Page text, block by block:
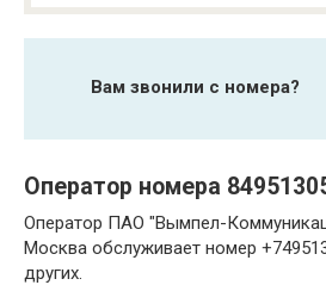
Вам звонили с номера?
Оператор номера
Оператор ПАО "Вымпел-
Москва обслуживает номер
других.